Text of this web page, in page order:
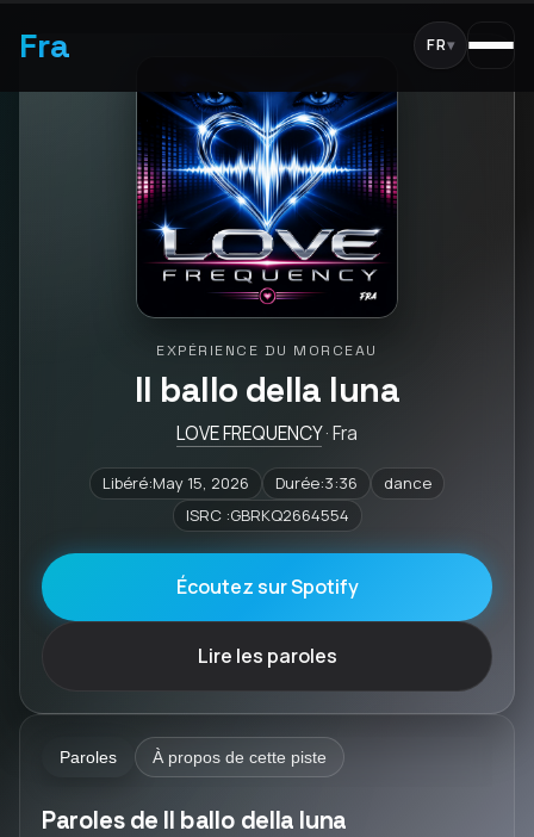
Fra FR▾
EXPÉRIENCE DU MORCEAU
Il ballo della luna
LOVE FREQUENCY· Fra
Libéré:May 15, 2026 Durée:3:36
dance
ISRC :GBRKQ2664554
Écoutez sur Spotify
Lire les paroles
Paroles À propos de cette piste
Paroles de Il ballo della luna